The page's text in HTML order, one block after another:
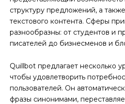
структуру предложений, а
текстового контента. Сферы
разнообразны: от студентов и
писателей до бизнесменов и
Quillbot предлагает несколько
чтобы удовлетворить
пользователей. Он
фразы синонимами,